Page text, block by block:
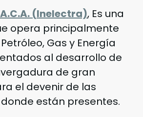
(Inelectra), Es una
opera principalmente
Gas y Energía
al desarrollo de
de gran
el devenir de las
están presentes.